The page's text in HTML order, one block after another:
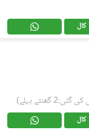
کال
گھنٹے پہلے)
کال